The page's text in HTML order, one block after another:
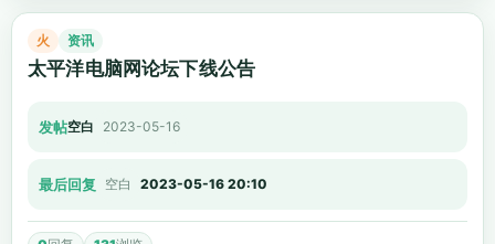
火 资讯
太平洋电脑网论坛下线公告
发帖空白 2023-05-16
最后回复 空白 2023-05-16 20:10